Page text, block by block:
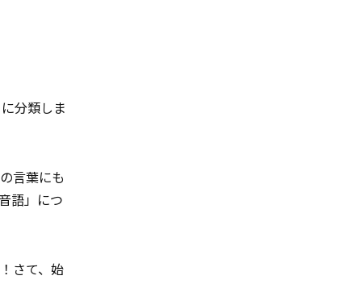
分類しま
言葉にも
語」につ
さて、始